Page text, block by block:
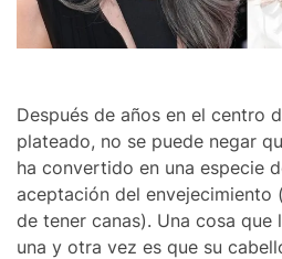
Después de años en el centro
plateado, no se puede negar
ha convertido en una especie
aceptación del envejecimiento
de tener canas). Una cosa
una y otra vez es que su